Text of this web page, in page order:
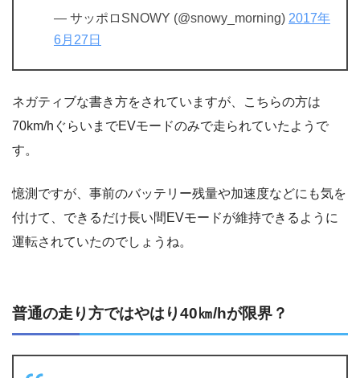
— サッポロSNOWY (@snowy_morning) 2017年
6月27日
ネガティブな書き方をされていますが、こちらの方は
70km/hぐらいまでEVモードのみで走られていたようで
す。
憶測ですが、事前のバッテリー残量や加速度などにも気を
付けて、できるだけ長い間EVモードが維持できるように
運転されていたのでしょうね。
普通の走り方ではやはり40㎞/hが限界？